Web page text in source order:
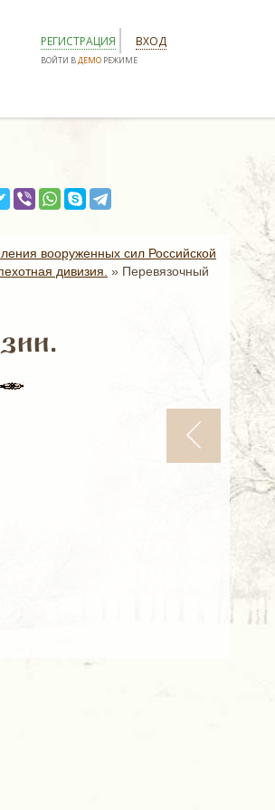
РЕГИСТРАЦИЯ ВХОД
ВОЙТИ ВДЕМО РЕЖИМЕ
вооруженных сил Российской
дивизия. » Перевязочный